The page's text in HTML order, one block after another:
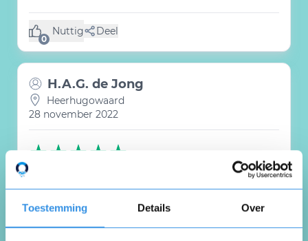
Toestemming Details Over
0
Nuttig
(0 like) Deel
H.A.G. de Jong
Heerhugowaard
28 november 2022
1 (1 like)